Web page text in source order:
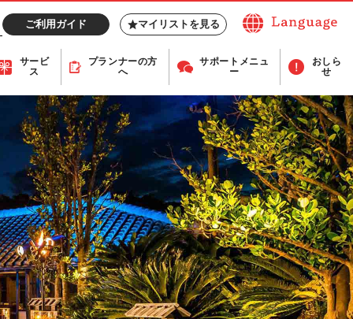
ご利用ガイド マイリストを見る
サービ
ス
プランナーの方
へ
サポート メニュ
ー
おしら
せ